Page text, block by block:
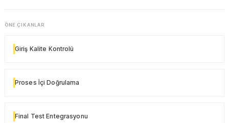
ÖNE ÇIKANLAR
Giriş Kalite Kontrolü
Proses İçi Doğrulama
Final Test Entegrasyonu